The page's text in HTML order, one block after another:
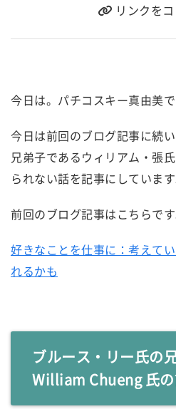
リンクを
今日は。パチコスキー真由美で
今日は前回のブログ記事に続
兄弟子であるウィリアム・張
られない話を記事にしています
前回のブログ記事はこちらです
好きなことを仕事に：考えて
れるかも
ブルース・リー氏の
William Chueng 氏